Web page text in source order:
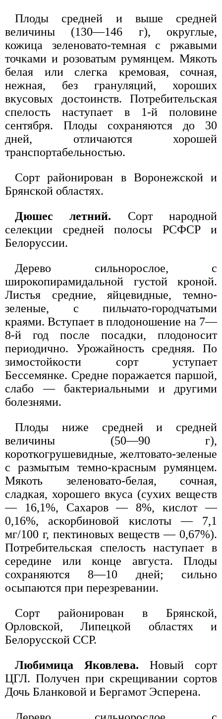
Плоды средней и выше средней
величины (130—146 г), округлые,
кожица зеленовато-темная с ржавыми
точками и розоватым румянцем. Мякоть
белая или слегка кремовая, сочная,
нежная, без грануляций, хороших
вкусовых достоинств. Потребительская
спелость наступает в 1-й половине
сентября. Плоды сохраняются до 30
дней, отличаются хорошей
транспортабельностью.
Сорт районирован в Воронежской и
Брянской областях.
Дюшес летний. Сорт народной
селекции средней полосы РСФСР и
Белоруссии.
Дерево сильнорослое, с
широкопирамидальной густой кроной.
Листья средние, яйцевидные, темно-
зеленые, с пильчато-городчатыми
краями. Вступает в плодоношение на 7—
8-й год после посадки, плодоносит
периодично. Урожайность средняя. По
зимостойкости сорт уступает
Бессемянке. Средне поражается паршой,
слабо — бактериальными и другими
болезнями.
Плоды ниже средней и средней
величины (50—90 г),
короткогрушевидные, желтовато-зеленые
с размытым темно-красным румянцем.
Мякоть зеленовато-белая, сочная,
сладкая, хорошего вкуса (сухих веществ
— 16,1%, Сахаров — 8%, кислот —
0,16%, аскорбиновой кислоты — 7,1
мг/100 г, пектиновых веществ — 0,67%).
Потребительская спелость наступает в
середине или конце августа. Плоды
сохраняются 8—10 дней; сильно
осыпаются при перезревании.
Сорт районирован в Брянской,
Орловской, Липецкой областях и
Белорусской ССР.
Любимица Яковлева. Новый сорт
ЦГЛ. Получен при скрещивании сортов
Дочь Бланковой и Бергамот Эсперена.